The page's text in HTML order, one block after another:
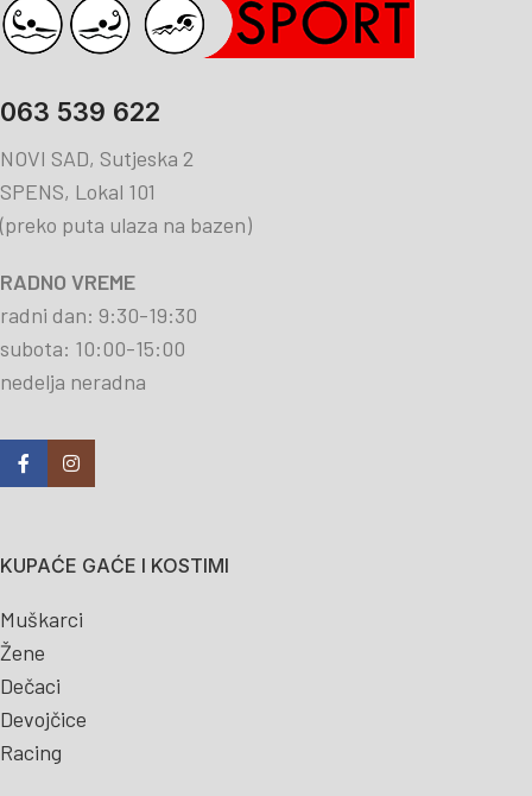
063 539 622
NOVI SAD, Sutjeska 2
SPENS, Lokal 101
(preko puta ulaza na bazen)
RADNO VREME
radni dan: 9:30-19:30
subota: 10:00-15:00
nedelja neradna
KUPAĆE GAĆE I KOSTIMI
Muškarci
Žene
Dečaci
Devojčice
Racing